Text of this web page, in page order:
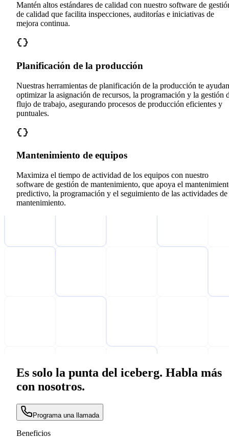
Mantén altos estándares de calidad con nuestro software de
de calidad que facilita inspecciones, auditorías e iniciativas de
mejora continua.
Planificación de la producción
Nuestras herramientas de planificación de la producción te
optimizar la asignación de recursos, la programación y la gestión
flujo de trabajo, asegurando procesos de producción eficientes y
puntuales.
Mantenimiento de equipos
Maximiza el tiempo de actividad de los equipos con nuestro
software de gestión de mantenimiento, que apoya el
predictivo, la programación y el seguimiento de las actividades de
mantenimiento.
Es solo la punta del iceberg. Habla más
con nosotros.
Programa una llamada
Beneficios